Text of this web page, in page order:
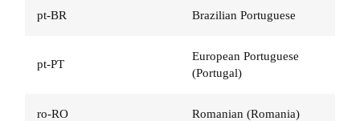
pt-BR Brazilian Portuguese
pt-PT
European Portuguese
(Portugal)
ro-RO Romanian (Romania)